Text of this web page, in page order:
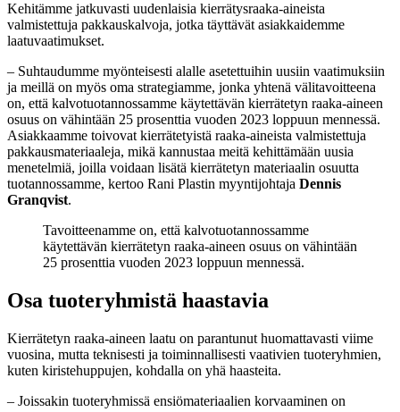
Kehitämme jatkuvasti uudenlaisia kierrätysraaka-aineista
valmistettuja pakkauskalvoja, jotka täyttävät asiakkaidemme
laatuvaatimukset.
– Suhtaudumme myönteisesti alalle asetettuihin uusiin vaatimuksiin
ja meillä on myös oma strategiamme, jonka yhtenä välitavoitteena
on, että kalvotuotannossamme käytettävän kierrätetyn raaka-aineen
osuus on vähintään 25 prosenttia vuoden 2023 loppuun mennessä.
Asiakkaamme toivovat kierrätetyistä raaka-aineista valmistettuja
pakkausmateriaaleja, mikä kannustaa meitä kehittämään uusia
menetelmiä, joilla voidaan lisätä kierrätetyn materiaalin osuutta
tuotannossamme, kertoo Rani Plastin myyntijohtaja Dennis
Granqvist.
Tavoitteenamme on, että kalvotuotannossamme
käytettävän kierrätetyn raaka-aineen osuus on vähintään
25 prosenttia vuoden 2023 loppuun mennessä.
Osa tuoteryhmistä haastavia
Kierrätetyn raaka-aineen laatu on parantunut huomattavasti viime
vuosina, mutta teknisesti ja toiminnallisesti vaativien tuoteryhmien,
kuten kiristehuppujen, kohdalla on yhä haasteita.
– Joissakin tuoteryhmissä ensiömateriaalien korvaaminen on